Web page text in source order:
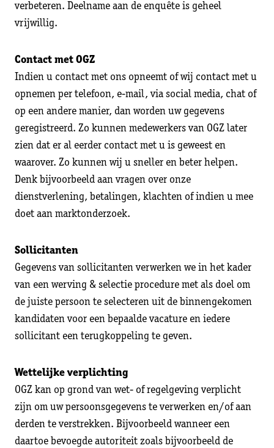
verbeteren. Deelname aan de enquête is geheel
vrijwillig.
Contact met OGZ
Indien u contact met ons opneemt of wij contact met u
opnemen per telefoon, e-mail, via social media, chat of
op een andere manier, dan worden uw gegevens
geregistreerd. Zo kunnen medewerkers van OGZ later
zien dat er al eerder contact met u is geweest en
waarover. Zo kunnen wij u sneller en beter helpen.
Denk bijvoorbeeld aan vragen over onze
dienstverlening, betalingen, klachten of indien u mee
doet aan marktonderzoek.
Sollicitanten
Gegevens van sollicitanten verwerken we in het kader
van een werving & selectie procedure met als doel om
de juiste persoon te selecteren uit de binnengekomen
kandidaten voor een bepaalde vacature en iedere
sollicitant een terugkoppeling te geven.
Wettelijke verplichting
OGZ kan op grond van wet- of regelgeving verplicht
zijn om uw persoonsgegevens te verwerken en/of aan
derden te verstrekken. Bijvoorbeeld wanneer een
daartoe bevoegde autoriteit zoals bijvoorbeeld de